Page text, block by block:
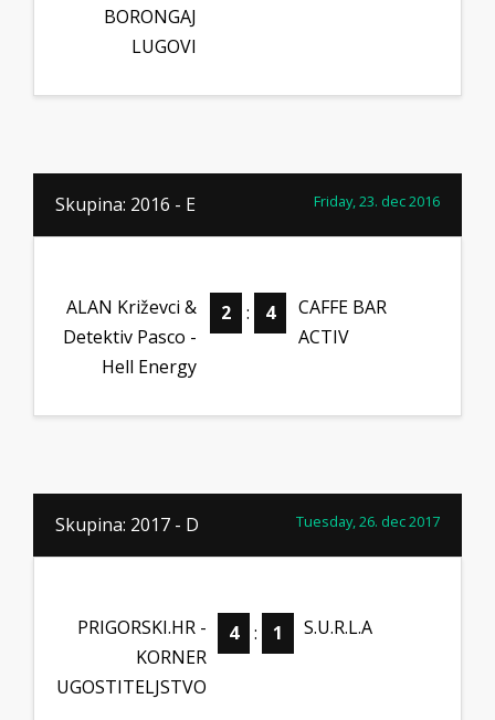
BORONGAJ
LUGOVI
Skupina: 2016 - E Friday, 23. dec 2016
ALAN Križevci &
Detektiv Pasco -
Hell Energy
2 : 4
CAFFE BAR
ACTIV
Skupina: 2017 - D Tuesday, 26. dec 2017
PRIGORSKI.HR -
KORNER
UGOSTITELJSTVO
4 : 1 S.U.R.L.A